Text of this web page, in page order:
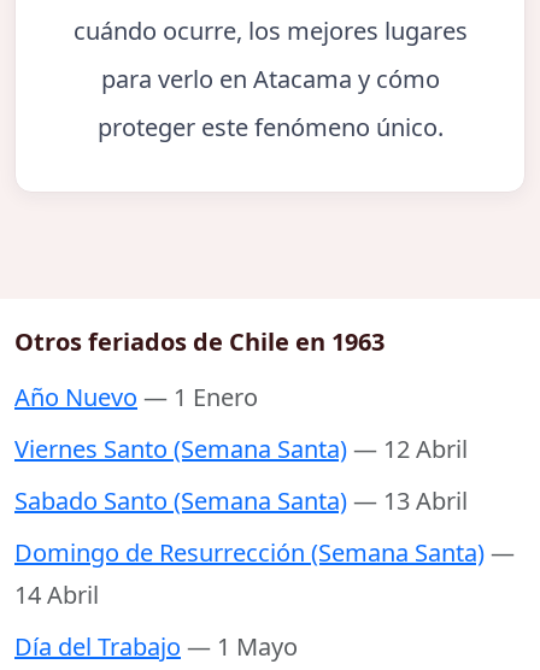
cuándo ocurre, los mejores lugares
para verlo en Atacama y cómo
proteger este fenómeno único.
Otros feriados de Chile en 1963
Año Nuevo — 1 Enero
Viernes Santo (Semana Santa)— 12 Abril
Sabado Santo (Semana Santa)— 13 Abril
Domingo de Resurrección (Semana Santa)—
14 Abril
Día del Trabajo — 1 Mayo